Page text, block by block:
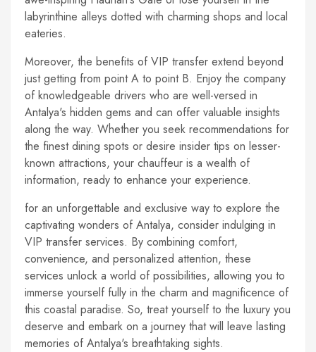
labyrinthine alleys dotted with charming shops and local
eateries.
Moreover, the benefits of VIP transfer extend beyond
just getting from point A to point B. Enjoy the company
of knowledgeable drivers who are well-versed in
Antalya's hidden gems and can offer valuable insights
along the way. Whether you seek recommendations for
the finest dining spots or desire insider tips on lesser-
known attractions, your chauffeur is a wealth of
information, ready to enhance your experience.
for an unforgettable and exclusive way to explore the
captivating wonders of Antalya, consider indulging in
VIP transfer services. By combining comfort,
convenience, and personalized attention, these
services unlock a world of possibilities, allowing you to
immerse yourself fully in the charm and magnificence of
this coastal paradise. So, treat yourself to the luxury you
deserve and embark on a journey that will leave lasting
memories of Antalya's breathtaking sights.